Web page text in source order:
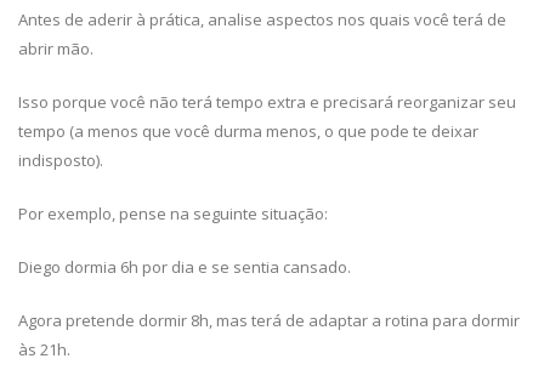
Antes de aderir à prática, analise aspectos nos quais você terá de
abrir mão.
Isso porque você não terá tempo extra e precisará reorganizar seu
tempo (a menos que você durma menos, o que pode te deixar
indisposto).
Por exemplo, pense na seguinte situação:
Diego dormia 6h por dia e se sentia cansado.
Agora pretende dormir 8h, mas terá de adaptar a rotina para dormir
às 21h.